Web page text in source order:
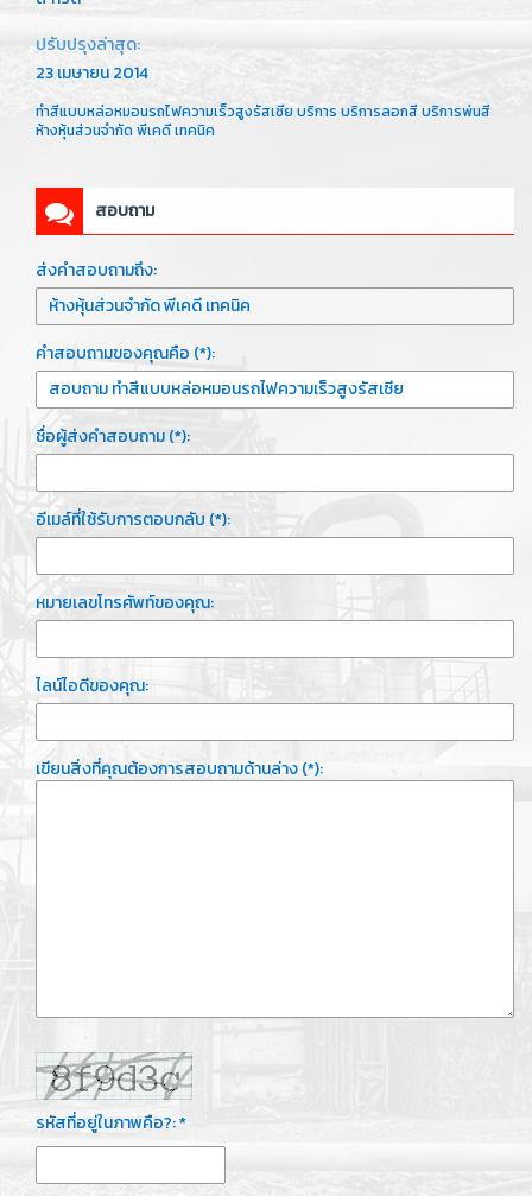
ปรับปรุงล่าสุด:
23 เมษายน 2014
ทำสีแบบหล่อหมอนรถไฟความเร็วสูงรัสเซีย บริการ บริการลอกสี บริการพ่นสี
ห้างหุ้นส่วนจำกัด พีเคดี เทคนิค
สอบถาม
ส่งคำสอบถามถึง:
คำสอบถามของคุณคือ (*):
ชื่อผู้ส่งคำสอบถาม (*):
อีเมล์ที่ใช้รับการตอบกลับ (*):
หมายเลขโทรศัพท์ของคุณ:
ไลน์ไอดีของคุณ:
เขียนสิ่งที่คุณต้องการสอบถามด้านล่าง (*):
รหัสที่อยู่ในภาพคือ?: *